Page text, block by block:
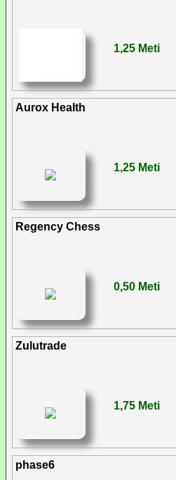
1,25 Meti
Aurox Health
1,25 Meti
Regency Chess
0,50 Meti
Zulutrade
1,75 Meti
phase6